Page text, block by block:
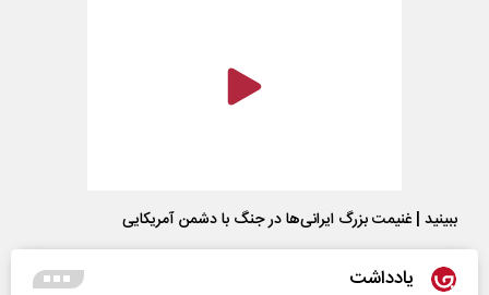
ببینید | غنیمت بزرگ ایرانی‌ها در جنگ با دشمن آمریکایی
یادداشت